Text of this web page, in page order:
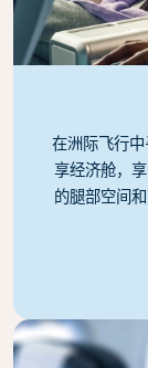
在洲际飞行
享经济舱，
的腿部空间